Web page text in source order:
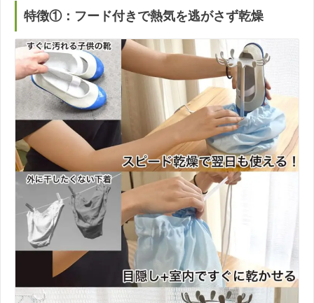
特徴①：フード付きで熱気を逃がさず乾燥